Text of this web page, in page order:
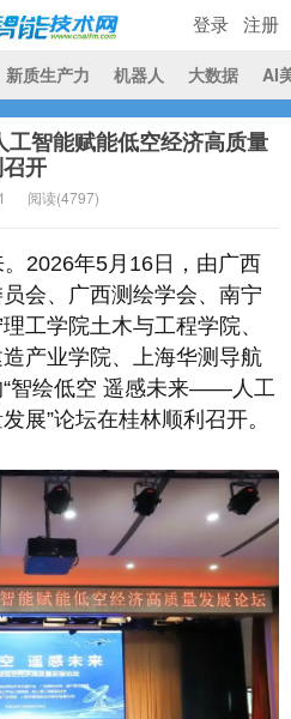
网
新质生产力 机器人 大数据 AI
登录 注册
智能赋能低空经济高质量
开
阅读(4797)
2026年5月16日，由广西
会、广西测绘学会、南宁
工学院土木与工程学院、
产业学院、上海华测导航
“智绘低空 遥感未来——人工
展”论坛在桂林顺利召开。